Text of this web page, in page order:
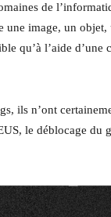
de
une image, un
qu’à l’aide
ils n’ont
le déblocage